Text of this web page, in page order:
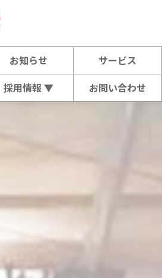
お知らせ サービス
採用情報 ▼ お問い合わせ